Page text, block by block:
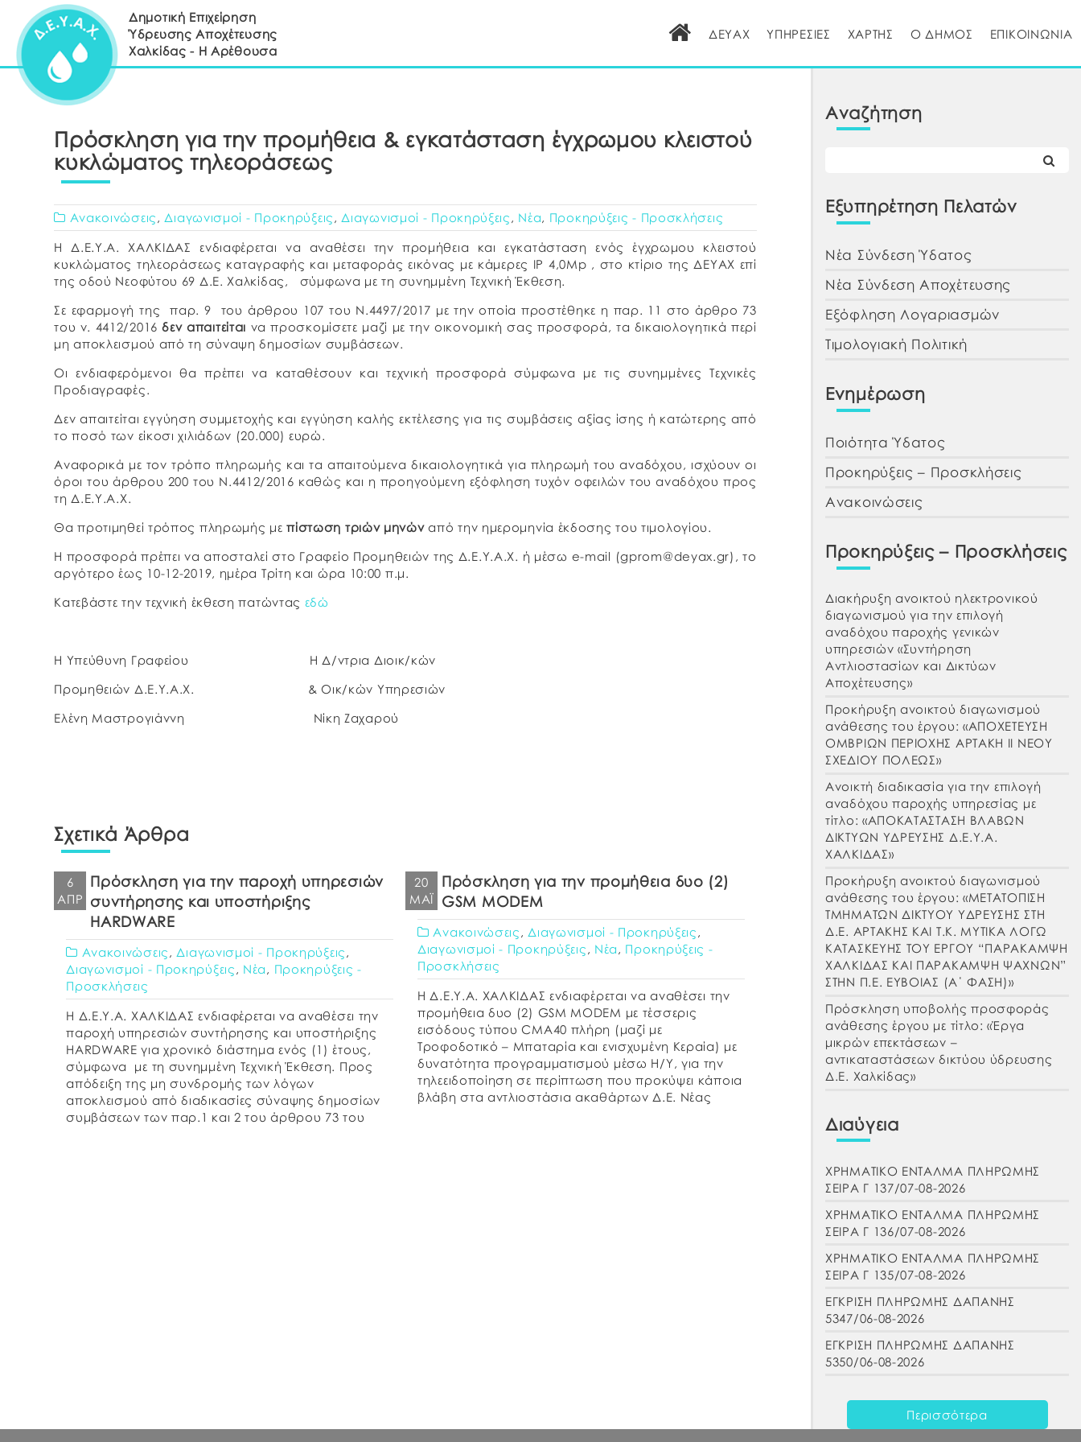
Δημοτική Επιχείρηση
Ύδρευσης Αποχέτευσης
Χαλκίδας - Η Αρέθουσα
ΔΕΥΑΧ ΥΠΗΡΕΣΙΕΣ ΧΑΡΤΗΣ Ο ΔΗΜΟΣ ΕΠΙΚΟΙΝΩΝΙΑ
Πρόσκληση για την προμήθεια & εγκατάσταση έγχρωμου κλειστού
κυκλώματος τηλεοράσεως
Ανακοινώσεις , Διαγωνισμοί - Προκηρύξεις , Διαγωνισμοί - Προκηρύξεις , Νέα, Προκηρύξεις - Προσκλήσεις
Η Δ.Ε.Υ.Α. ΧΑΛΚΙΔΑΣ ενδιαφέρεται να αναθέσει την προμήθεια και εγκατάσταση ενός έγχρωμου κλειστού
κυκλώματος τηλεοράσεως καταγραφής και μεταφοράς εικόνας με κάμερες IP 4,0Mp , στο κτίριο της ΔΕΥΑΧ επί
της οδού Νεοφύτου 69 Δ.Ε. Χαλκίδας, σύμφωνα με τη συνημμένη Τεχνική Έκθεση.
Σε εφαρμογή της παρ. 9 του άρθρου 107 του Ν.4497/2017 με την οποία προστέθηκε η παρ. 11 στο άρθρο 73
του ν. 4412/2016δεν απαιτείται να προσκομίσετε μαζί με την οικονομική σας προσφορά, τα δικαιολογητικά περί
μη αποκλεισμού από τη σύναψη δημοσίων συμβάσεων.
Οι ενδιαφερόμενοι θα πρέπει να καταθέσουν και τεχνική προσφορά σύμφωνα με τις συνημμένες Τεχνικές
Προδιαγραφές.
Δεν απαιτείται εγγύηση συμμετοχής και εγγύηση καλής εκτέλεσης για τις συμβάσεις αξίας ίσης ή κατώτερης από
το ποσό των είκοσι χιλιάδων (20.000) ευρώ.
Αναφορικά με τον τρόπο πληρωμής και τα απαιτούμενα δικαιολογητικά για πληρωμή του αναδόχου, ισχύουν οι
όροι του άρθρου 200 του Ν.4412/2016 καθώς και η προηγούμενη εξόφληση τυχόν οφειλών του αναδόχου προς
τη Δ.Ε.Υ.Α.Χ.
Θα προτιμηθεί τρόπος πληρωμής μεπίστωση τριών μηνώναπό την ημερομηνία έκδοσης του τιμολογίου.
Η προσφορά πρέπει να αποσταλεί στο Γραφείο Προμηθειών της Δ.Ε.Υ.Α.Χ. ή μέσω e-mail (gprom@deyax.gr), το
αργότερο έως 10-12-2019, ημέρα Τρίτη και ώρα 10:00 π.μ.
Κατεβάστε την τεχνική έκθεση πατώντας εδώ
Η Υπεύθυνη Γραφείου Η Δ/ντρια Διοικ/κών
Προμηθειών Δ.Ε.Υ.Α.Χ. & Οικ/κών Υπηρεσιών
Ελένη Μαστρογιάννη Νίκη Ζαχαρού
Σχετικά Άρθρα
6
ΑΠΡ
Πρόσκληση για την παροχή υπηρεσιών
συντήρησης και υποστήριξης
HARDWARE
Ανακοινώσεις , Διαγωνισμοί - Προκηρύξεις ,
Διαγωνισμοί - Προκηρύξεις , Νέα , Προκηρύξεις -
Προσκλήσεις
Η Δ.Ε.Υ.Α. ΧΑΛΚΙΔΑΣ ενδιαφέρεται να αναθέσει την
παροχή υπηρεσιών συντήρησης και υποστήριξης
HARDWARE για χρονικό διάστημα ενός (1) έτους,
σύμφωνα με τη συνημμένη Τεχνική Έκθεση. Προς
απόδειξη της μη συνδρομής των λόγων
αποκλεισμού από διαδικασίες σύναψης δημοσίων
συμβάσεων των παρ.1 και 2 του άρθρου 73 του
20
ΜΆΙ
Πρόσκληση για την προμήθεια δυο (2)
GSM MODEM
Ανακοινώσεις , Διαγωνισμοί - Προκηρύξεις ,
Διαγωνισμοί - Προκηρύξεις , Νέα , Προκηρύξεις -
Προσκλήσεις
Η Δ.Ε.Υ.Α. ΧΑΛΚΙΔΑΣ ενδιαφέρεται να αναθέσει την
προμήθεια δυο (2) GSM MODEM με τέσσερις
εισόδους τύπου CMA40 πλήρη (μαζί με
Τροφοδοτικό – Μπαταρία και ενισχυμένη Κεραία) με
δυνατότητα προγραμματισμού μέσω Η/Υ, για την
τηλεειδοποίηση σε περίπτωση που προκύψει κάποια
βλάβη στα αντλιοστάσια ακαθάρτων Δ.Ε. Νέας
Αναζήτηση
Εξυπηρέτηση Πελατών
Νέα Σύνδεση Ύδατος
Νέα Σύνδεση Αποχέτευσης
Εξόφληση Λογαριασμών
Τιμολογιακή Πολιτική
Ενημέρωση
Ποιότητα Ύδατος
Προκηρύξεις – Προσκλήσεις
Ανακοινώσεις
Προκηρύξεις – Προσκλήσεις
Διακήρυξη ανοικτού ηλεκτρονικού
διαγωνισμού για την επιλογή
αναδόχου παροχής γενικών
υπηρεσιών «Συντήρηση
Αντλιοστασίων και Δικτύων
Αποχέτευσης»
Προκήρυξη ανοικτού διαγωνισμού
ανάθεσης του έργου: «ΑΠΟΧΕΤΕΥΣΗ
ΟΜΒΡΙΩΝ ΠΕΡΙΟΧΗΣ ΑΡΤΑΚΗ ΙΙ ΝΕΟΥ
ΣΧΕΔΙΟΥ ΠΟΛΕΩΣ»
Ανοικτή διαδικασία για την επιλογή
αναδόχου παροχής υπηρεσίας με
τίτλο: «ΑΠΟΚΑΤΑΣΤΑΣΗ ΒΛΑΒΩΝ
ΔΙΚΤΥΩΝ ΥΔΡΕΥΣΗΣ Δ.Ε.Υ.Α.
ΧΑΛΚΙΔΑΣ»
Προκήρυξη ανοικτού διαγωνισμού
ανάθεσης του έργου: «ΜΕΤΑΤΟΠΙΣΗ
ΤΜΗΜΑΤΩΝ ΔΙΚΤΥΟΥ ΥΔΡΕΥΣΗΣ ΣΤΗ
Δ.Ε. ΑΡΤΑΚΗΣ ΚΑΙ Τ.Κ. ΜΥΤΙΚΑ ΛΟΓΩ
ΚΑΤΑΣΚΕΥΗΣ ΤΟΥ ΕΡΓΟΥ “ΠΑΡΑΚΑΜΨΗ
ΧΑΛΚΙΔΑΣ ΚΑΙ ΠΑΡΑΚΑΜΨΗ ΨΑΧΝΩΝ”
ΣΤΗΝ Π.Ε. ΕΥΒΟΙΑΣ (Α΄ ΦΑΣΗ)»
Πρόσκληση υποβολής προσφοράς
ανάθεσης έργου με τίτλο: «Έργα
μικρών επεκτάσεων –
αντικαταστάσεων δικτύου ύδρευσης
Δ.Ε. Χαλκίδας»
Διαύγεια
ΧΡΗΜΑΤΙΚΟ ΕΝΤΑΛΜΑ ΠΛΗΡΩΜΗΣ
ΣΕΙΡΑ Γ 137/07-08-2026
ΧΡΗΜΑΤΙΚΟ ΕΝΤΑΛΜΑ ΠΛΗΡΩΜΗΣ
ΣΕΙΡΑ Γ 136/07-08-2026
ΧΡΗΜΑΤΙΚΟ ΕΝΤΑΛΜΑ ΠΛΗΡΩΜΗΣ
ΣΕΙΡΑ Γ 135/07-08-2026
ΕΓΚΡΙΣΗ ΠΛΗΡΩΜΗΣ ΔΑΠΑΝΗΣ
5347/06-08-2026
ΕΓΚΡΙΣΗ ΠΛΗΡΩΜΗΣ ΔΑΠΑΝΗΣ
5350/06-08-2026
Περισσότερα